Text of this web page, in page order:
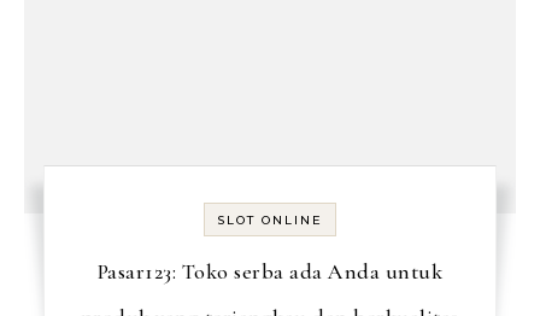
SLOT ONLINE
Pasar123: Toko serba ada Anda untuk